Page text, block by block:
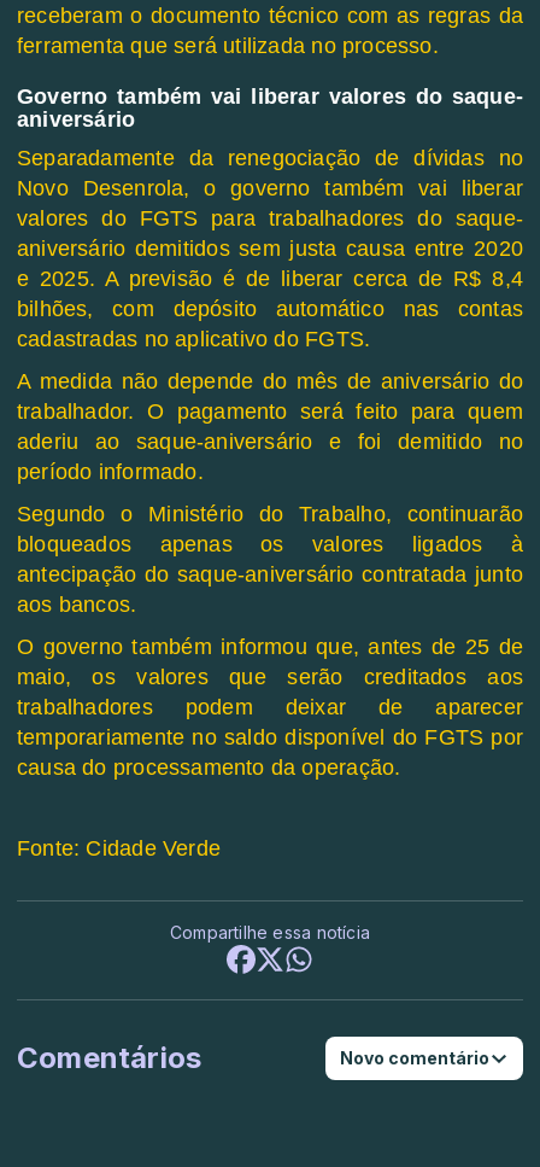
receberam o documento técnico com as regras da
ferramenta que será utilizada no processo.
Governo também vai liberar valores do saque-
aniversário
Separadamente da renegociação de dívidas no
Novo Desenrola, o governo também vai liberar
valores do FGTS para trabalhadores do saque-
aniversário demitidos sem justa causa entre 2020
e 2025. A previsão é de liberar cerca de R$ 8,4
bilhões, com depósito automático nas contas
cadastradas no aplicativo do FGTS.
A medida não depende do mês de aniversário do
trabalhador. O pagamento será feito para quem
aderiu ao saque-aniversário e foi demitido no
período informado.
Segundo o Ministério do Trabalho, continuarão
bloqueados apenas os valores ligados à
antecipação do saque-aniversário contratada junto
aos bancos.
O governo também informou que, antes de 25 de
maio, os valores que serão creditados aos
trabalhadores podem deixar de aparecer
temporariamente no saldo disponível do FGTS por
causa do processamento da operação.
Fonte: Cidade Verde
Compartilhe essa notícia
Comentários Novo comentário